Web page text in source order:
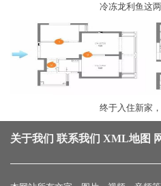
冷冻龙利鱼这
终于入住新家
关于我们 联系我们 XML地图